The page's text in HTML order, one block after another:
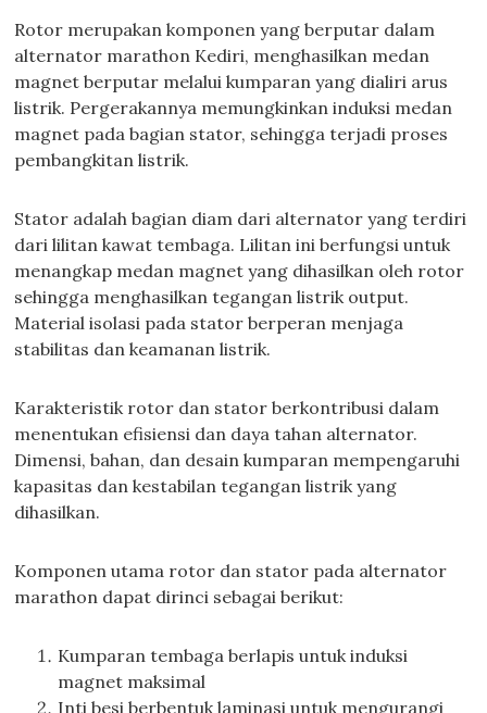
Rotor merupakan komponen yang berputar dalam
alternator marathon Kediri, menghasilkan medan
magnet berputar melalui kumparan yang dialiri arus
listrik. Pergerakannya memungkinkan induksi medan
magnet pada bagian stator, sehingga terjadi proses
pembangkitan listrik.
Stator adalah bagian diam dari alternator yang terdiri
dari lilitan kawat tembaga. Lilitan ini berfungsi untuk
menangkap medan magnet yang dihasilkan oleh rotor
sehingga menghasilkan tegangan listrik output.
Material isolasi pada stator berperan menjaga
stabilitas dan keamanan listrik.
Karakteristik rotor dan stator berkontribusi dalam
menentukan efisiensi dan daya tahan alternator.
Dimensi, bahan, dan desain kumparan mempengaruhi
kapasitas dan kestabilan tegangan listrik yang
dihasilkan.
Komponen utama rotor dan stator pada alternator
marathon dapat dirinci sebagai berikut:
Kumparan tembaga berlapis untuk induksi
magnet maksimal
Inti besi berbentuk laminasi untuk mengurangi